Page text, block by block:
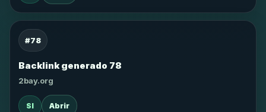
#78
Backlink generado 78
2bay.org
SI Abrir